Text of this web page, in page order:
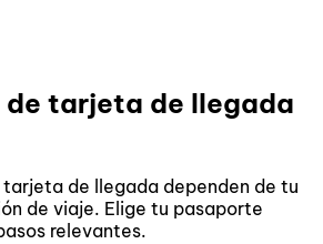
de tarjeta de llegada
tarjeta de llegada dependen de tu
de viaje. Elige tu pasaporte
relevantes.